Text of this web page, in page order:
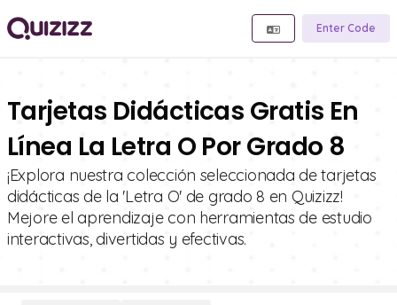
Enter Code
Tarjetas Didácticas Gratis En
Línea La Letra O Por Grado 8
¡Explora nuestra colección seleccionada de tarjetas
didácticas de la 'Letra O' de grado 8 en Quizizz!
Mejore el aprendizaje con herramientas de estudio
interactivas, divertidas y efectivas.